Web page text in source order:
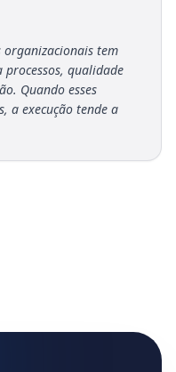
organizacionais tem
qualidade
Quando esses
a execução tende a